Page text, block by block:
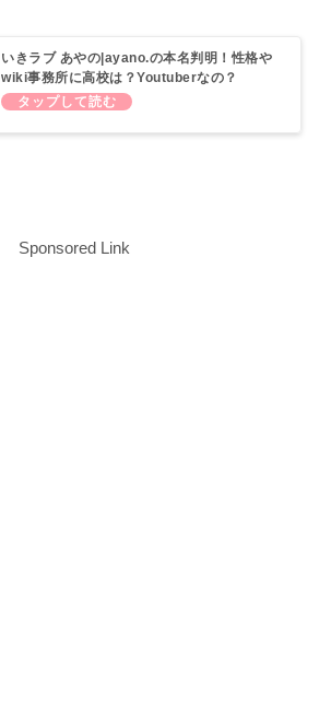
いきラブ あやの|ayano.の本名判明！性格や
wiki事務所に高校は？Youtuberなの？
Sponsored Link